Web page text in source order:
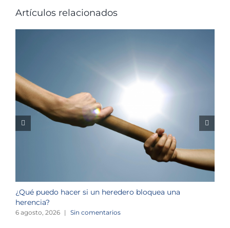
Artículos relacionados
¿Qué puedo hacer si un heredero bloquea una
herencia?
6 agosto, 2026 | Sin comentarios